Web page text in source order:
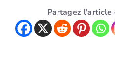
Partagez l'article